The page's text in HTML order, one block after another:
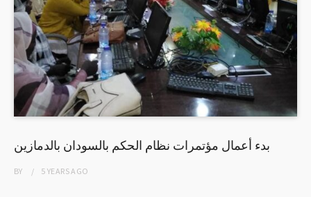
بدء أعمال مؤتمرات نظام الحكم بالسودان بالدمازين
BY 5 YEARSAGO